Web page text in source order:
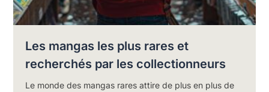
Les mangas les plus rares et
recherchés par les collectionneurs
Le monde des mangas rares attire de plus en plus de